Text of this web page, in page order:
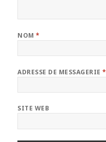
NOM*
ADRESSE DE MESSAGERIE*
SITE WEB